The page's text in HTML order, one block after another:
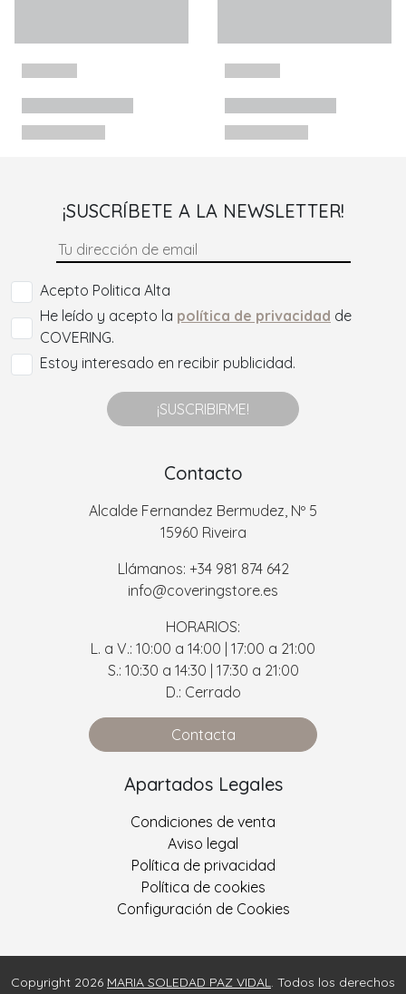
¡SUSCRÍBETE A LA NEWSLETTER!
Acepto Politica Alta
He leído y acepto la política de privacidad de
COVERING.
Estoy interesado en recibir publicidad.
¡SUSCRIBIRME!
Contacto
Alcalde Fernandez Bermudez, Nº 5
15960 Riveira
Llámanos: +34 981 874 642
info@coveringstore.es
HORARIOS:
L. a V.: 10:00 a 14:00 | 17:00 a 21:00
S.: 10:30 a 14:30 | 17:30 a 21:00
D.: Cerrado
Contacta
Apartados Legales
Condiciones de venta
Aviso legal
Política de privacidad
Política de cookies
Configuración de Cookies
Copyright 2026 MARIA SOLEDAD PAZ VIDAL . Todos los derechos